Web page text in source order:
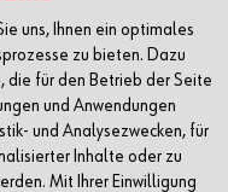
uns, Ihnen ein optimales
zu bieten. Dazu
die für den Betrieb der Seite
und Anwendungen
und Analysezwecken, für
Inhalte oder zu
Mit Ihrer Einwilligung